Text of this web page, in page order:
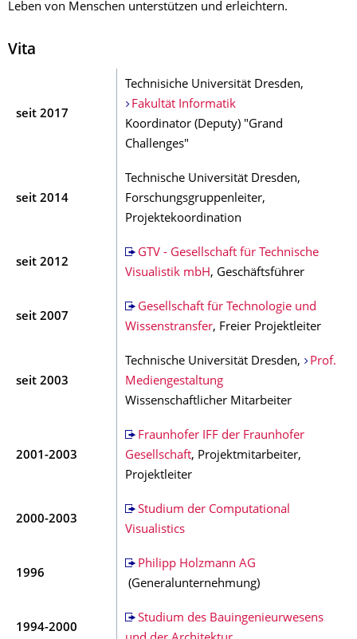
Leben von Menschen unterstützen und erleichtern.
Vita
seit 2017
Technisiche Universität Dresden,
Fakultät Informatik
Koordinator (Deputy) "Grand
Challenges"
seit 2014
Technische Universität Dresden,
Forschungsgruppenleiter,
Projektekoordination
seit 2012
GTV - Gesellschaft für Technische
Visualistik mbH, Geschäftsführer
seit 2007
Gesellschaft für Technologie und
Wissenstransfer, Freier Projektleiter
seit 2003
Technische Universität Dresden,
Prof.
Mediengestaltung
Wissenschaftlicher Mitarbeiter
2001-2003
Fraunhofer IFF der Fraunhofer
Gesellschaft, Projektmitarbeiter,
Projektleiter
2000-2003
Studium der Computational
Visualistics
1996
Philipp Holzmann AG
(Generalunternehmung)
1994-2000
Studium des Bauingenieurwesens